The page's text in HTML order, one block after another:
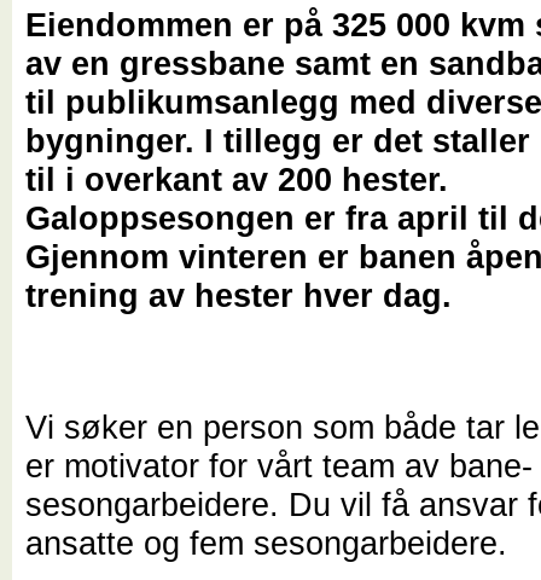
Eiendommen er på 325 000 kvm
av en gressbane samt en
til publikumsanlegg med
bygninger. I tillegg er det staller
til i overkant av 200 hester.
Galoppsesongen er fra april til
Gjennom vinteren er banen
trening av hester hver dag.
Vi søker en person som både tar
er motivator for vårt team av bane-
sesongarbeidere. Du vil få ansvar
ansatte og fem sesongarbeidere.